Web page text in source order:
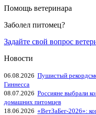
Помощь ветеринара
Заболел питомец?
Задайте свой вопрос
Новости
06.08.2026 Пушистый
Гиннесса
08.07.2026 Россияне выбрали
домашних питомцев
18.06.2026 «ВетЗаБег‑2026»: